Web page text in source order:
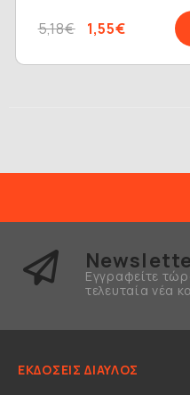
1,55€
5,18€
Εγγραφείτε
τελευταία νέα
ΕΚΔΟΣΕΙΣ ΔΙΑΥΛΟΣ